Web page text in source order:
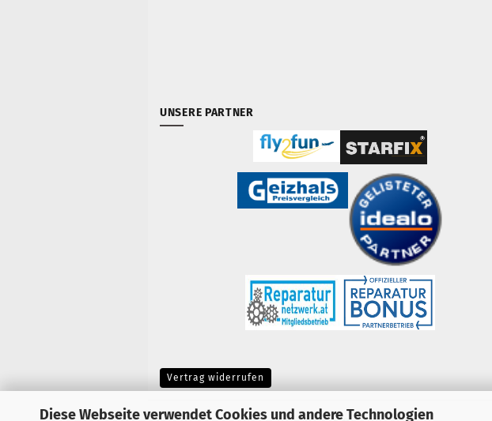
Diese Webseite verwendet Cookies und andere Technologien
UNSERE PARTNER
Vertrag widerrufen